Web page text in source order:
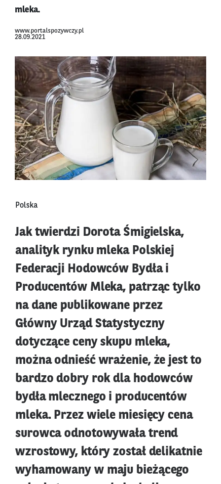
mleka.
www.portalspozywczy.pl
28.09.2021
Polska
Jak twierdzi Dorota Śmigielska,
analityk rynku mleka Polskiej
Federacji Hodowców Bydła i
Producentów Mleka, patrząc tylko
na dane publikowane przez
Główny Urząd Statystyczny
dotyczące ceny skupu mleka,
można odnieść wrażenie, że jest to
bardzo dobry rok dla hodowców
bydła mlecznego i producentów
mleka. Przez wiele miesięcy cena
surowca odnotowywała trend
wzrostowy, który został delikatnie
wyhamowany w maju bieżącego